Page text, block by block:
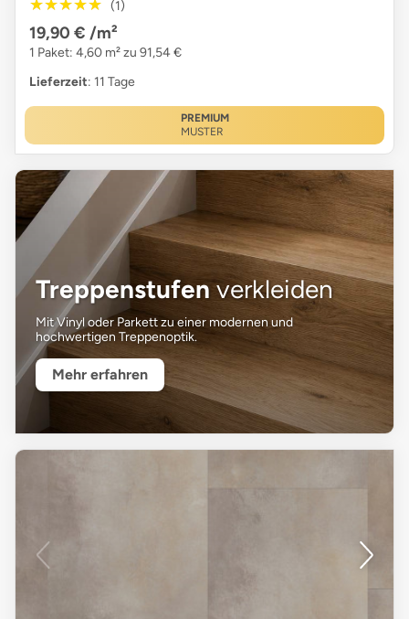
★★★★★
★★★★★ (1)
19,90 € /m²
1 Paket: 4,60 m² zu 91,54 €
Lieferzeit: 11 Tage
PREMIUM
MUSTER
Treppenstufenverkleiden
Mit Vinyl oder Parkett zu einer modernen und
hochwertigen Treppenoptik.
Mehr erfahren